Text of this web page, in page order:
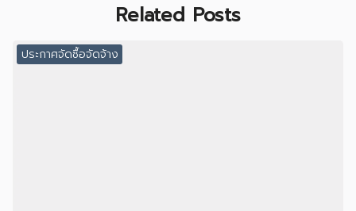
Related Posts
ประกาศจัดซื้อจัดจ้าง